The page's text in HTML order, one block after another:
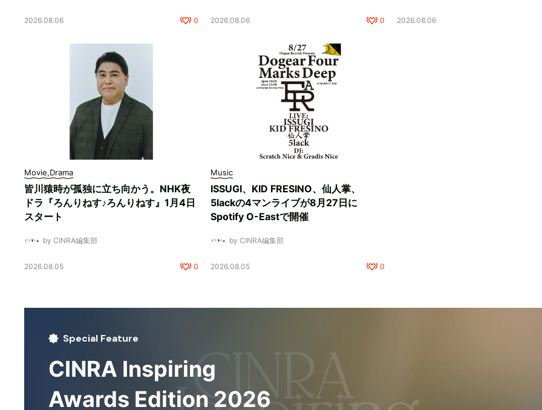
2026.08.06 0 2026.08.06 0 2026.08.06
Movie,Drama
皆川猿時が孤独に立ち向かう。NHK夜
ドラ『ろんりねす♪ろんりねす』1月4日
スタート
by CINRA編集部
2026.08.05 0
Music
ISSUGI、KID FRESINO、仙人掌、
5lackの4マンライブが8月27日に
Spotify O-Eastで開催
by CINRA編集部
2026.08.05 0
Special Feature
CINRA Inspiring
Awards Edition 2026